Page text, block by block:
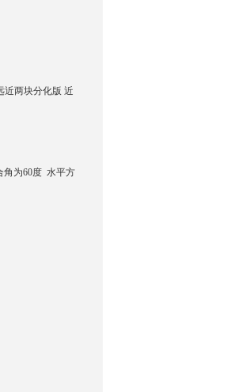
近两块分化版 近
角为60度 水平方